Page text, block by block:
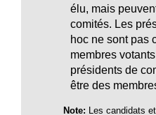
élu, mais
comités. Les
hoc ne sont pas
membres
présidents de
être des
Note: Les candidats